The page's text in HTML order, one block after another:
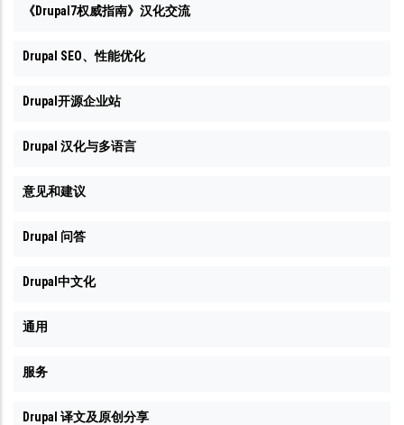
《Drupal7权威指南》汉化交流
Drupal SEO、性能优化
Drupal开源企业站
Drupal 汉化与多语言
意见和建议
Drupal 问答
Drupal中文化
通用
服务
Drupal 译文及原创分享